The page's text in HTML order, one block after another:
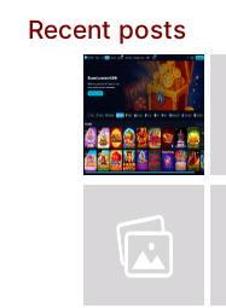
Recent posts